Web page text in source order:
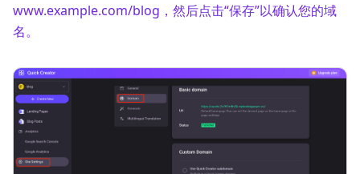
www.example.com/blog，然后点击“保存”以确认您的域
名。